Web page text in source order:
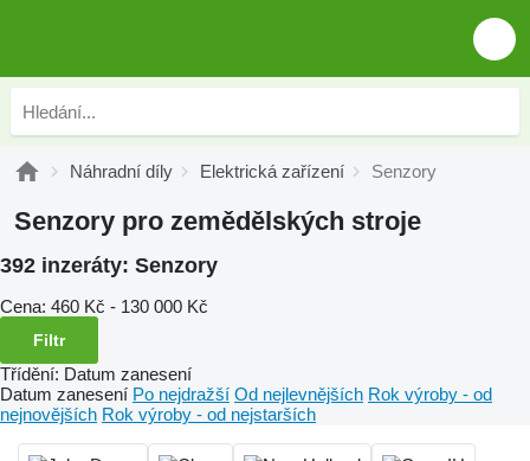
Náhradní díly Elektrická zařízení Senzory
Senzory pro zemědělských stroje
392 inzeráty: Senzory
Cena: 460 Kč - 130 000 Kč
Filtr
Třídění: Datum zanesení
Datum zanesení Po nejdražší Od nejlevnějších Rok výroby - od
nejnovějších Rok výroby - od nejstarších